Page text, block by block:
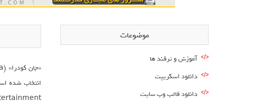
موضوعات
آموزش و ترفند ها
دانلود اسکریپت
دانلود قالب وب سایت